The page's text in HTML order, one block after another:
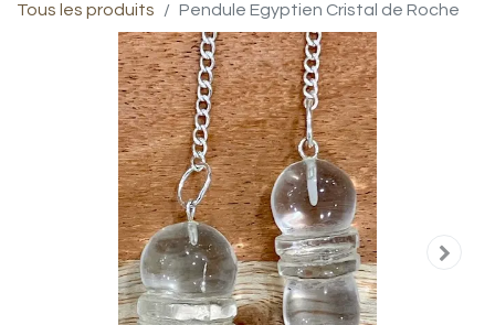
Tous les produits Pendule Egyptien Cristal de Roche